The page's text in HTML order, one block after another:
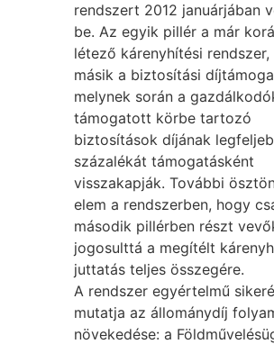
rendszert 2012 januárjában
be. Az egyik pillér a már
létező kárenyhítési rendszer,
másik a biztosítási
melynek során a
támogatott körbe tartozó
biztosítások díjának
százalékát támogatásként
visszakapják. További
elem a rendszerben, hogy
második pillérben részt
jogosulttá a megítélt
juttatás teljes összegére.
A rendszer egyértelmű
mutatja az állománydíj
növekedése: a